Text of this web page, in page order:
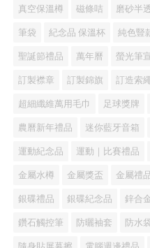
真空保溫樽 磁條咭 磨砂半
筆袋 紀念品 保溫杯 純色豎
聖誕節禮品 萬年曆 螢光筆
訂製襟章 訂製錦旗 訂造索
超細纖維萬用毛巾 足球獎牌
農曆新年禮品 迷你藍牙音箱
運動紀念品 運動｜比賽禮品
金屬水樽 金屬獎盃 金屬禮
銀碟禮品 銀碟紀念品 鋅合
鑽石觸控筆 防曬袖套 防水